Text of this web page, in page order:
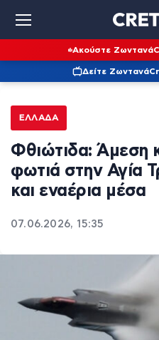
Ακούστε Ζωντανά
Δείτε Ζωντανά
ΕΛΛΆΔΑ
Φθιώτιδα: Άμεση
φωτιά στην Αγία
και εναέρια μέσα
07.06.2026, 15:35